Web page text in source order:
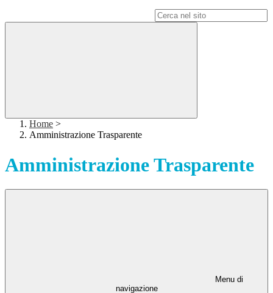
Home >
Amministrazione Trasparente
Amministrazione Trasparente
Menu di
navigazione